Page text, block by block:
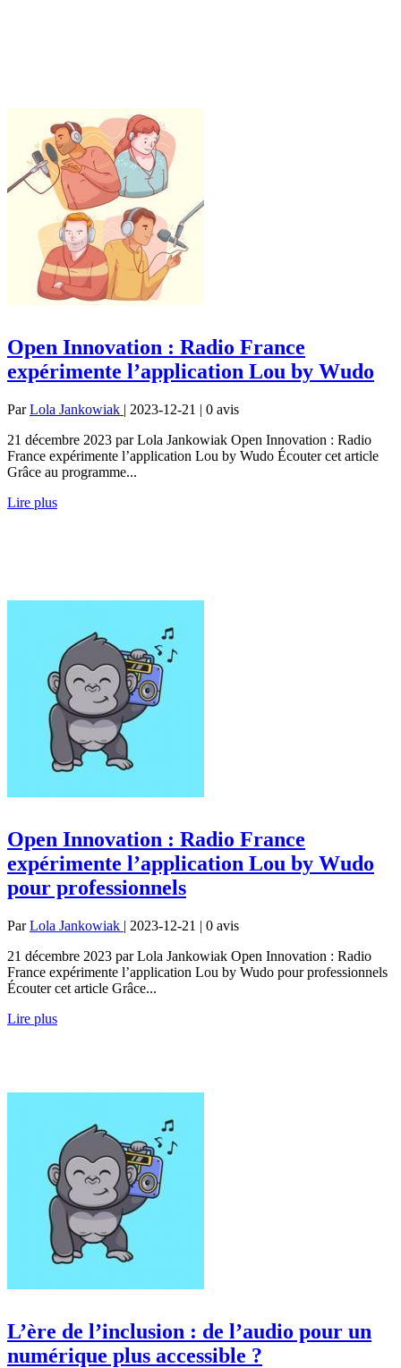
Open Innovation : Radio France
expérimente l’application Lou by Wudo
ParLola Jankowiak | 2023-12-21 | 0 avis
21 décembre 2023 par Lola Jankowiak Open Innovation : Radio
France expérimente l’application Lou by Wudo Écouter cet article
Grâce au programme...
Lire plus
Open Innovation : Radio France
expérimente l’application Lou by Wudo
pour professionnels
ParLola Jankowiak | 2023-12-21 | 0 avis
21 décembre 2023 par Lola Jankowiak Open Innovation : Radio
France expérimente l’application Lou by Wudo pour professionnels
Écouter cet article Grâce...
Lire plus
L’ère de l’inclusion : de l’audio pour un
numérique plus accessible ?